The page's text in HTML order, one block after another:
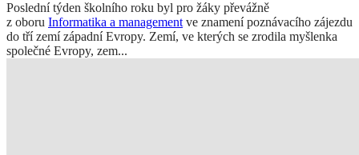
Poslední týden školního roku byl pro žáky převážně
z oboru Informatika a managementve znamení poznávacího zájezdu
do tří zemí západní Evropy. Zemí, ve kterých se zrodila myšlenka
společné Evropy, zem...